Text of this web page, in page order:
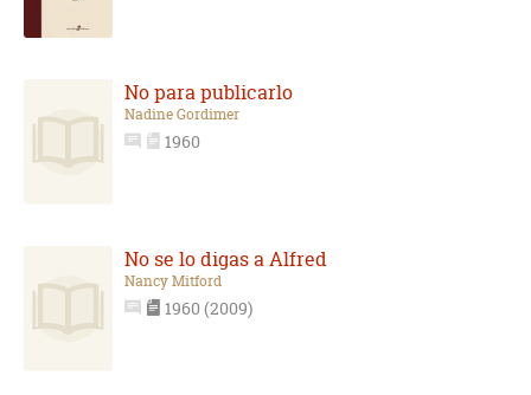
No para publicarlo
Nadine Gordimer
1960
No se lo digas a Alfred
Nancy Mitford
1960 (2009)